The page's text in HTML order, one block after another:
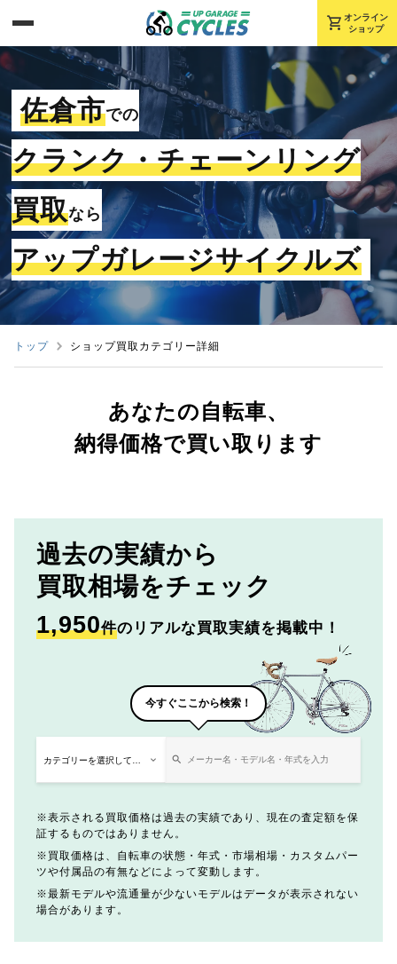
shopping_cart オンライン
ショップ
佐倉市での
クランク・チェーンリング
買取なら
アップガレージサイクルズ
トップ ショップ買取カテゴリー詳細
あなたの自転車、
納得価格で買い取ります
過去の実績から
買取相場をチェック
1,950件のリアルな買取実績を掲載中！
今すぐここから検索！
表示される買取価格は過去の実績であり、現在の査定額を保
証するものではありません。
買取価格は、自転車の状態・年式・市場相場・カスタムパー
ツや付属品の有無などによって変動します。
最新モデルや流通量が少ないモデルはデータが表示されない
場合があります。